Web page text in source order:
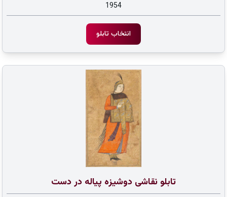
1954
انتخاب تابلو
تابلو نقاشی دوشیزه پیاله در دست